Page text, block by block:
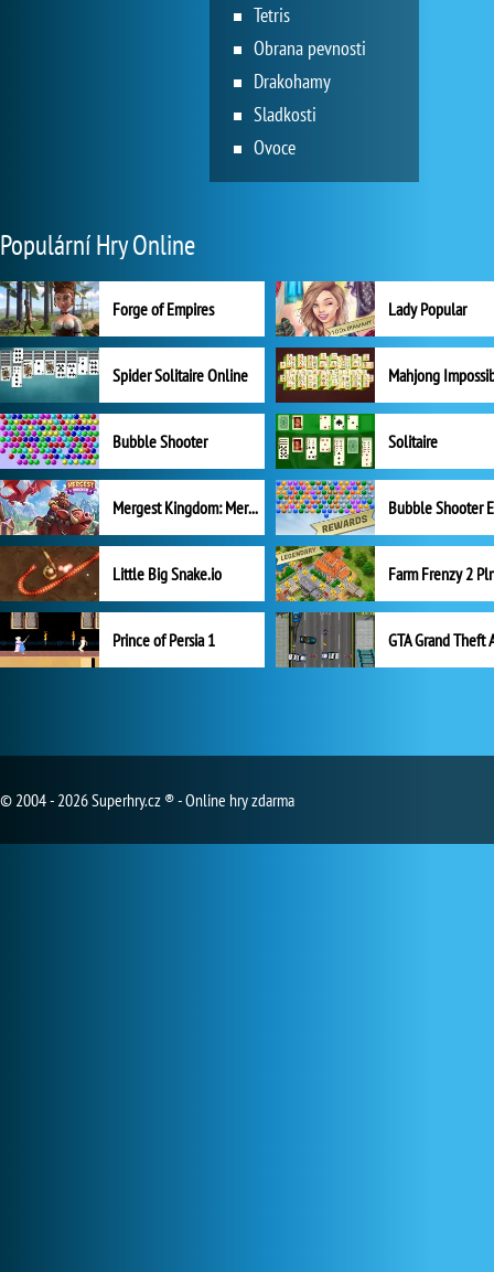
Tetris
Obrana pevnosti
Drakohamy
Sladkosti
Ovoce
Populární Hry Online
Forge of Empires Lady Popular
Spider Solitaire Online Mahjong
Bubble Shooter Solitaire
Mergest Kingdom: Merge Puzzle
Little Big Snake.io
Prince of Persia 1 GTA Grand Theft
© 2004 - 2026 Superhry.cz ® - Online hry zdarma